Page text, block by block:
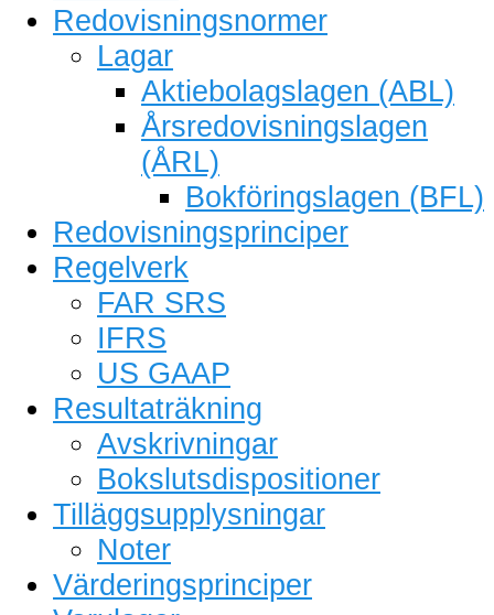
Redovisningsnormer
Lagar
Aktiebolagslagen (ABL)
Årsredovisningslagen
(ÅRL)
Bokföringslagen (BFL)
Redovisningsprinciper
Regelverk
FAR SRS
IFRS
US GAAP
Resultaträkning
Avskrivningar
Bokslutsdispositioner
Tilläggsupplysningar
Noter
Värderingsprinciper